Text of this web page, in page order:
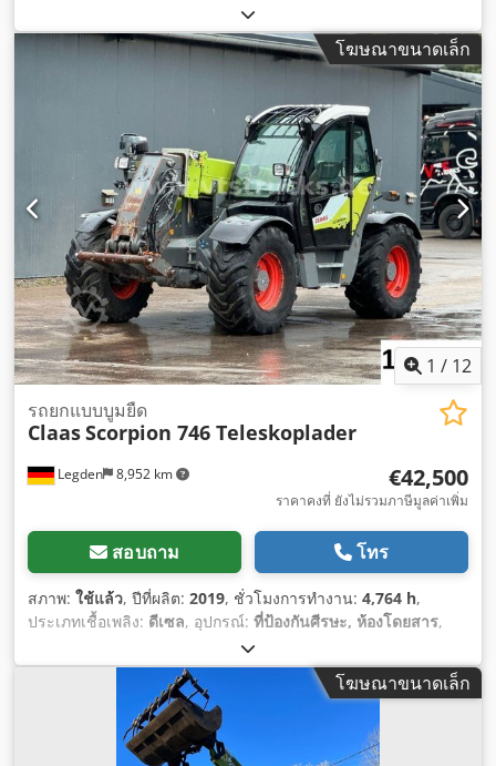
โฆษณาขนาดเล็ก
1 / 12
Legden 8,952 km
รถยกแบบบูมยืด
ClaasScorpion 746 Teleskoplader
€42,500
ราคาคงที่ ยังไม่รวมภาษีมูลค่าเพิ่ม
สอบถาม โทร
สภาพ: ใช้แล้ว, ปีที่ผลิต: 2019, ชั่วโมงการทำงาน: 4,764 h,
ประเภทเชื้อเพลิง: ดีเซล, อุปกรณ์: ที่ป้องกันศีรษะ, ห้องโดยสาร,
โฆษณาขนาดเล็ก